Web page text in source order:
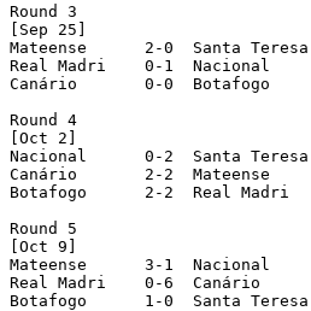
Round 3
[Sep 25]
Mateense      2-0  Santa Teresa
Real Madri    0-1  Nacional
Canário       0-0  Botafogo
Round 4
[Oct 2]
Nacional      0-2  Santa Teresa
Canário       2-2  Mateense
Botafogo      2-2  Real Madri
Round 5
[Oct 9]
Mateense      3-1
Real Madri    0-6
Botafogo      1-0  Santa Teresa